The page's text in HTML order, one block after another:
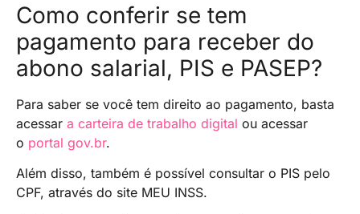
Como conferir se tem
pagamento para receber do
abono salarial, PIS e PASEP?
Para saber se você tem direito ao pagamento, basta
acessar a carteira de trabalho digital ou acessar
o portal gov.br.
Além disso, também é possível consultar o PIS pelo
CPF, através do site MEU INSS.